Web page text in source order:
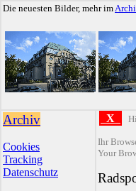
Die neuesten Bilder, mehr im
Archiv
Cookies
Tracking
Datenschutz
X
Ihr
Your